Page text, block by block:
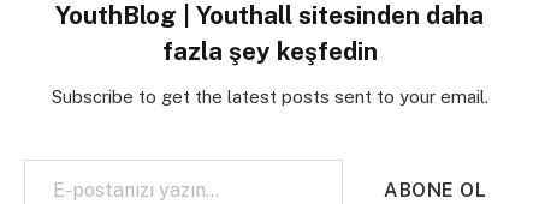
YouthBlog | Youthall sitesinden daha
fazla şey keşfedin
Subscribe to get the latest posts sent to your email.
E-postanızı yazın…
ABONE OL